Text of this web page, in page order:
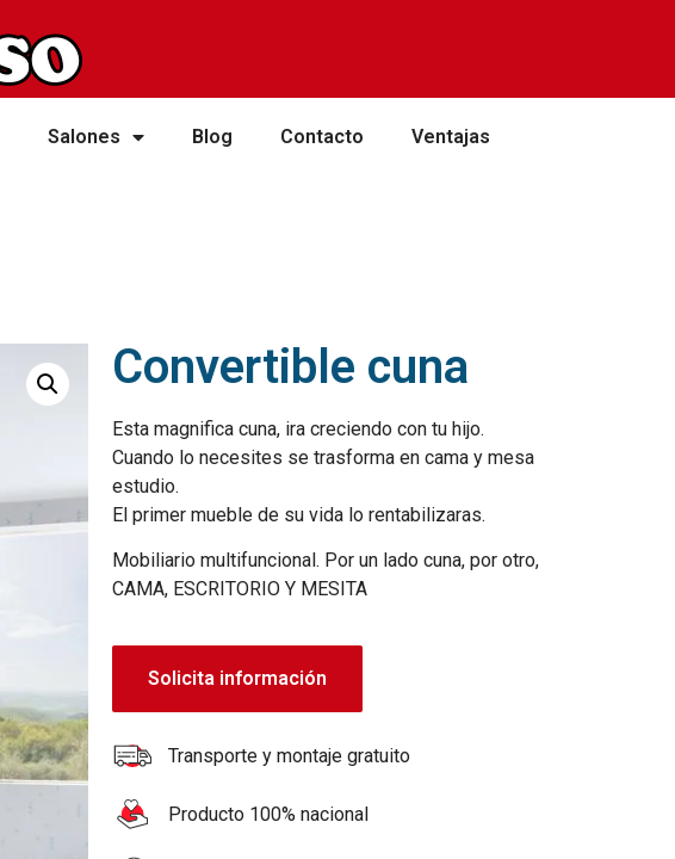
Salones Blog Contacto Ventajas
Convertible cuna
Esta magnifica cuna, ira creciendo con tu hijo.
Cuando lo necesites se trasforma en cama y mesa
estudio.
El primer mueble de su vida lo rentabilizaras.
Mobiliario multifuncional. Por un lado cuna, por otro,
CAMA, ESCRITORIO Y MESITA
Solicita información
Transporte y montaje gratuito
Producto 100% nacional